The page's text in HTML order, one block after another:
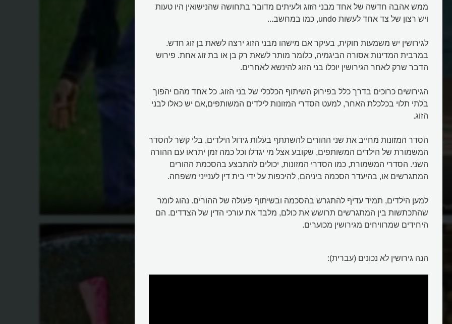
מי הילדה פורצת הדרך, שדרשה להתגרש
בתימן?
הלהיט של פיל
ממש אהבה חדשה של אחד מבני הזוג ולעיתים מדובר בתחושה שהנישואין היו טעות
ויש רצון של צד אחד לעשות undo, כמו במחשב...
לגירושין יש משמעות חוקית, בעיקר אם מישהו מבני הזוג ירצה לשאת בן זוג חדש.
במרבית המדינות אסורה הביגמיה, כלומר מותר לשאת רק בן או בת זוג אחת. פירוש
הדבר שרק לאחר הגירושין יוכלו בני הזוג להינשא לאחרים.
הגירושים כרוכים בדרך כלל בפירוק השיתוף הכלכלי של בני הזוג. כל אחד מהם יהפוך
בלתי תלוי בכלכלת האחר, למעט הסדרי המזונות לילדים המשותפים,אם יש כאלו לבני
הזוג.
הסדר המזונות מחייב את שני ההורים להשתתף בעלות גידול הילדים, בלי קשר להסדר
המשמורת של הילדים המשותפים, שקובע אצל מי יגדלו וכל כמה זמן יתראו עם ההורה
השני. הסדרי המשמורת, כמו הסדרי המזונות, יכולים להתבצע בהסכמת ההורים
המתגרשים או, בהיעדר הסכמה ביניהם, להיכפות על ידי בית דין לענייני משפחה.
למען הילדים, תמיד עדיף להתגרש בהסכמה ובשיתוף פעולה של ההורים. נהוג לומר
שהתכתשות בין המתגרשים תרושש את כולם, מלבד את עורכי הדין של הצדדים. הם
היחידים שמרוויחים מגירושין מכוערים.
הנה גירושין לא נכונים (עברית):